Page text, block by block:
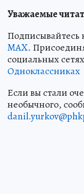
Уважаемые
MAX.
социальных сетях
Одноклассниках
Если вы стали
необычного,